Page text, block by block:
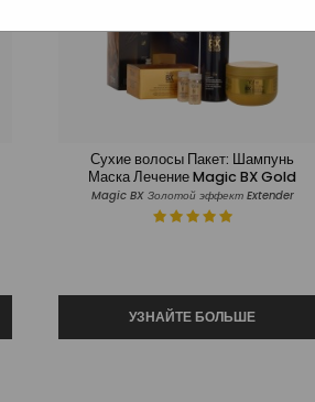
Сухие волосы Пакет: Шампунь
Маска Лечение Magic BX Gold
Magic BX Золотой эффект Extender